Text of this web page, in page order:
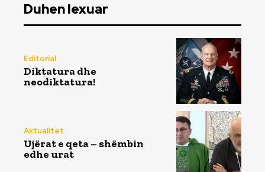
Duhen lexuar
Editorial
Diktatura dhe
neodiktatura!
Aktualitet
Ujërat e qeta – shëmbin
edhe urat